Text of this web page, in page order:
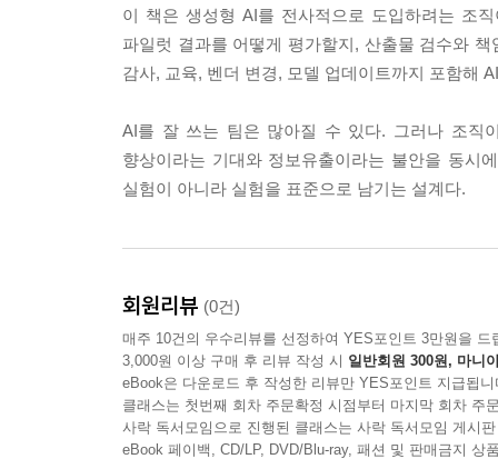
7장. 성과는 시간 절감만이 아니라 재작업과 통제
1절. KPI를 잘못 잡으면 사용량만 늘고 성과는 사라
3절. 품질·리스크·속도 지표를 함께 보아야 확산 판
4절. 임원 보고와 예산 검토에 바로 쓰는 성과 문장
3절. 자주 받는 질문에 대한 답변을 미리 만들면 문
4절. 교육 이력과 수료 기준을 남겨야 책임 공백이
9장. 협력사·고객사·외부감사는 내부 기준보다 더
1절. 외부 질의는 기술 설명보다 운영 설명으로 답
2절. 고객사 보안 질의서와 납품 요구에 대응하는
이 책은 생성형 AI를 전사적으로 도입하려는 조
파일럿 결과를 어떻게 평가할지, 산출물 검수와
감사, 교육, 벤더 변경, 모델 업데이트까지 포함해
AI를 잘 쓰는 팀은 많아질 수 있다. 그러나 조직
향상이라는 기대와 정보유출이라는 불안을 동시
실험이 아니라 실험을 표준으로 남기는 설계다.
회원리뷰 (0건)
매주 10건의 우수리뷰를 선정하여 YES포인트 3만원을 드
3,000원 이상 구매 후 리뷰 작성 시 일반회원 300원, 마니
eBook은 다운로드 후 작성한 리뷰만 YES포인트 지급됩니
클래스는 첫번째 회차 주문확정 시점부터 마지막 회차 주
사락 독서모임으로 진행된 클래스는 사락 독서모임 게시
eBook 페이백, CD/LP, DVD/Blu-ray, 패션 및 판매금지 상